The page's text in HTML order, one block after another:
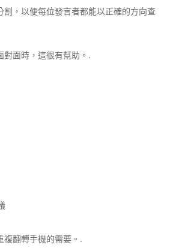
割，以便每位發言者都能以正確的方向查
對面時，這很有幫助。.
複翻轉手機的需要。.